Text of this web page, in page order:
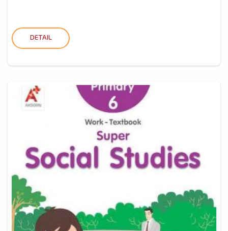
DETAIL